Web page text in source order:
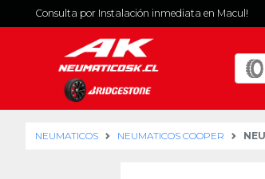
Consulta por Instalación inmediata en Macul!
NEUMATICOS NEUMATICOS COOPER